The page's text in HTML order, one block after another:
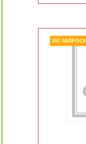
ПО ЗАПРОСУ